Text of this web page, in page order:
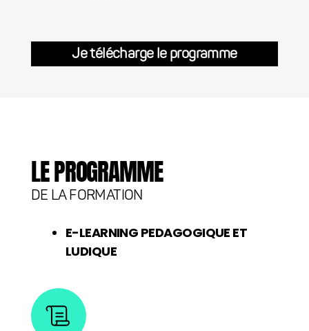
Je télécharge le programme
LE PROGRAMME
DE LA FORMATION
E-LEARNING PEDAGOGIQUE ET
LUDIQUE